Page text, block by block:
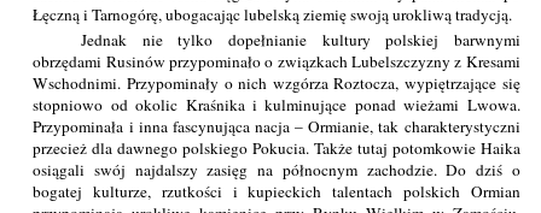
Łęczną i Tarnogórę, ubogacając lubelską ziemię swoją urokliwą tradycją.
Jednak nie tylko dopełnianie kultury polskiej barwnymi
obrzędami Rusinów przypominało o związkach Lubelszczyzny z Kresami
Wschodnimi. Przypominały o nich wzgórza Roztocza, wypiętrzające się
stopniowo od okolic Kraśnika i kulminujące ponad wieżami Lwowa.
Przypominała i inna fascynująca nacja – Ormianie, tak charakterystyczni
przecież dla dawnego polskiego Pokucia. Także tutaj potomkowie Haika
osiągali swój najdalszy zasięg na północnym zachodzie. Do dziś o
bogatej kulturze, rzutkości i kupieckich talentach polskich Ormian